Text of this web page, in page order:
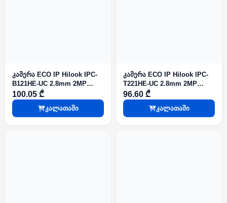
კამერა ECO IP Hilook IPC-
B121HE-UC 2.8mm 2MP
Fixed Bullet IR20m PoE IP67
100.05 ₾
კალათაში
კამერა ECO IP Hilook IPC-
T221HE-UC 2.8mm 2MP
Fixed Turret IR20m PoE IP67
96.60 ₾
კალათაში